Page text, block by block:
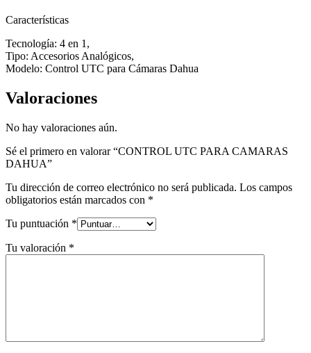
Características
Tecnología: 4 en 1,
Tipo: Accesorios Analógicos,
Modelo: Control UTC para Cámaras Dahua
Valoraciones
No hay valoraciones aún.
Sé el primero en valorar “CONTROL UTC PARA CAMARAS
DAHUA”
Tu dirección de correo electrónico no será publicada. Los campos
obligatorios están marcados con *
Tu puntuación *
Tu valoración *